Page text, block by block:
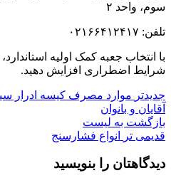
سوم، واحد ۲
تلفن: ۰۲۱۶۶۴۱۲۴۱۷
با انتخاب جعبه کمک اولیه
شرایط اضطراری افزایش دهید.
جدیدتر موارد مصرف کیسه ادرار
آقایان و بانوان
بازگشت به لیست
قدیمی تر
انواع فشارسنج
دیدگاهتان را بنویسید